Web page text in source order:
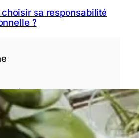
sa responsabilité
?
3 étapes avant
de se lancer
dans un crédit